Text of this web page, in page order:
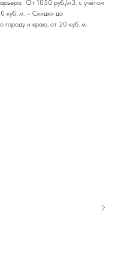
От 1050 руб./м3. с учётом
куб. м. – Скидки до
городу и краю, от 20 куб. м.